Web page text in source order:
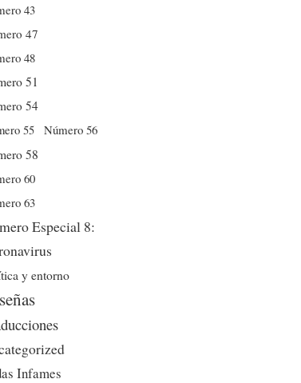
43
47
48
51
54
55
Número 56
58
60
63
Especial 8:
y entorno
Infames